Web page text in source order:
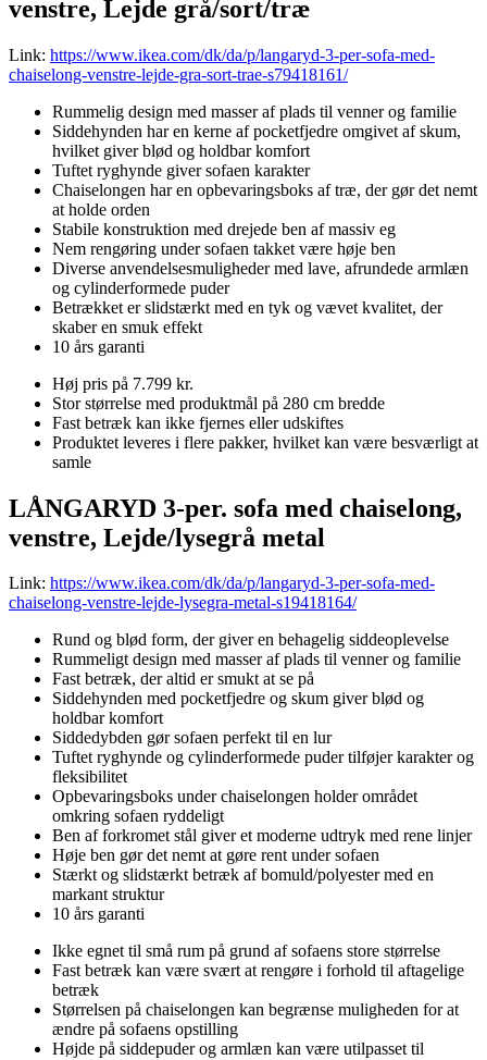
venstre, Lejde grå/sort/træ
Link: https://www.ikea.com/dk/da/p/langaryd-3-per-sofa-med-
chaiselong-venstre-lejde-gra-sort-trae-s79418161/
Rummelig design med masser af plads til venner og familie
Siddehynden har en kerne af pocketfjedre omgivet af skum,
hvilket giver blød og holdbar komfort
Tuftet ryghynde giver sofaen karakter
Chaiselongen har en opbevaringsboks af træ, der gør det nemt
at holde orden
Stabile konstruktion med drejede ben af massiv eg
Nem rengøring under sofaen takket være høje ben
Diverse anvendelsesmuligheder med lave, afrundede armlæn
og cylinderformede puder
Betrækket er slidstærkt med en tyk og vævet kvalitet, der
skaber en smuk effekt
10 års garanti
Høj pris på 7.799 kr.
Stor størrelse med produktmål på 280 cm bredde
Fast betræk kan ikke fjernes eller udskiftes
Produktet leveres i flere pakker, hvilket kan være besværligt at
samle
LÅNGARYD 3-per. sofa med chaiselong,
venstre, Lejde/lysegrå metal
Link: https://www.ikea.com/dk/da/p/langaryd-3-per-sofa-med-
chaiselong-venstre-lejde-lysegra-metal-s19418164/
Rund og blød form, der giver en behagelig siddeoplevelse
Rummeligt design med masser af plads til venner og familie
Fast betræk, der altid er smukt at se på
Siddehynden med pocketfjedre og skum giver blød og
holdbar komfort
Siddedybden gør sofaen perfekt til en lur
Tuftet ryghynde og cylinderformede puder tilføjer karakter og
fleksibilitet
Opbevaringsboks under chaiselongen holder området
omkring sofaen ryddeligt
Ben af forkromet stål giver et moderne udtryk med rene linjer
Høje ben gør det nemt at gøre rent under sofaen
Stærkt og slidstærkt betræk af bomuld/polyester med en
markant struktur
10 års garanti
Ikke egnet til små rum på grund af sofaens store størrelse
Fast betræk kan være svært at rengøre i forhold til aftagelige
betræk
Størrelsen på chaiselongen kan begrænse muligheden for at
ændre på sofaens opstilling
Højde på siddepuder og armlæn kan være utilpasset til